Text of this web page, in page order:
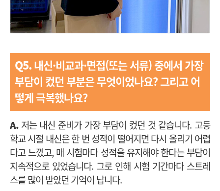
Q5. 내신·비교과·면접(또는 서류) 중에서 가장
부담이 컸던 부분은 무엇이었나요? 그리고 어
떻게 극복했나요?
A. 저는 내신 준비가 가장 부담이 컸던 것 같습니다. 고등
학교 시절 내신은 한 번 성적이 떨어지면 다시 올리기 어렵
다고 느꼈고, 매 시험마다 성적을 유지해야 한다는 부담이
지속적으로 있었습니다. 그로 인해 시험 기간마다 스트레
스를 많이 받았던 기억이 납니다.